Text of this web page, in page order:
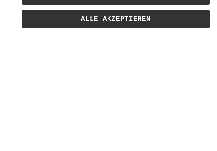
ALLE AKZEPTIEREN
Sauce · Joghurtsauce · Petersilie
12,00 € *